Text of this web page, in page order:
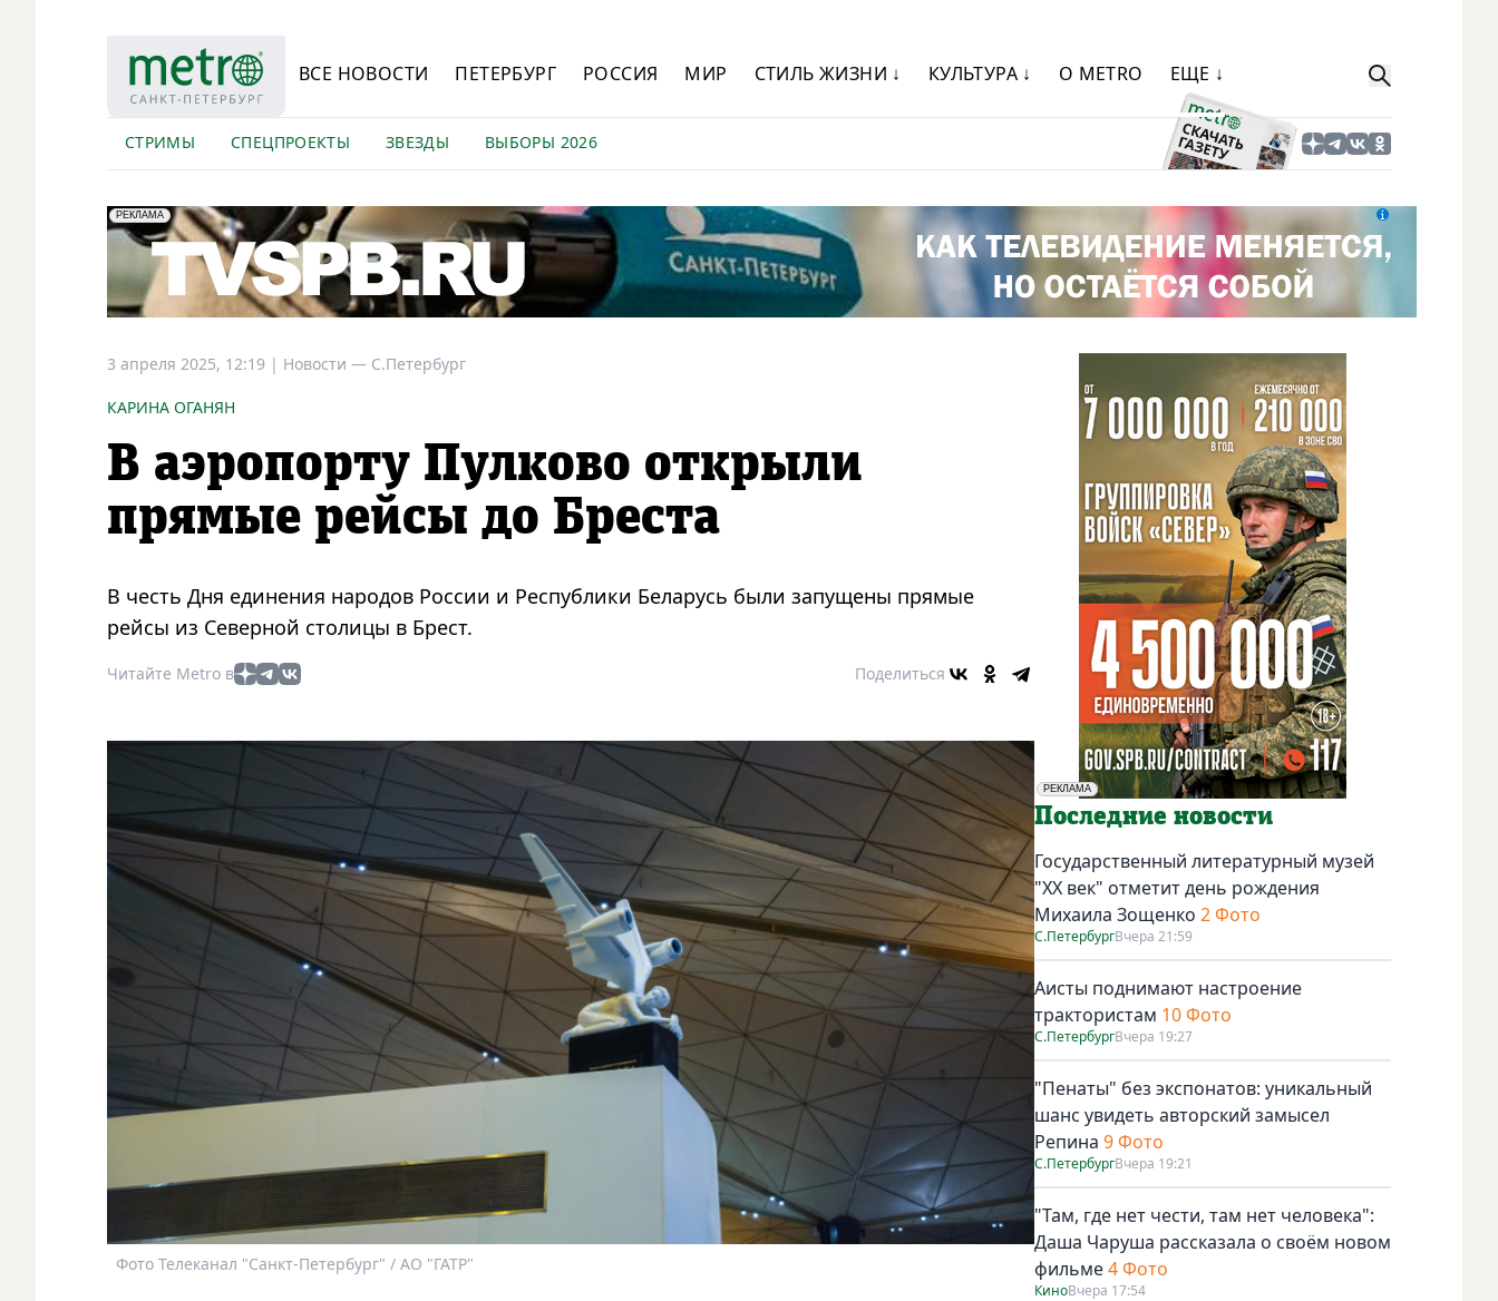
ВСЕ НОВОСТИ ПЕТЕРБУРГ РОССИЯ МИР СТИЛЬ ЖИЗНИ ↓ КУЛЬТУРА ↓ О METRO ЕЩЕ ↓
СТРИМЫ СПЕЦПРОЕКТЫ ЗВЕЗДЫ ВЫБОРЫ 2026
erid: LdtCK5Efv
РЕКЛАМА
АО "ГАТР", ИНН: 7841320717
3 апреля 2025, 12:19 | Новости — С.Петербург
КАРИНА ОГАНЯН
В аэропорту Пулково открыли
прямые рейсы до Бреста
В честь Дня единения народов России и Республики Беларусь были запущены прямые
рейсы из Северной столицы в Брест.
Читайте Metro в Поделиться
Фото Телеканал "Санкт-Петербург" / АО "ГАТР"
РЕКЛАМА
Социальная реклама
Последние новости
Государственный литературный музей
"ХХ век" отметит день рождения
Михаила Зощенко 2 Фото
С.ПетербургВчера 21:59
Аисты поднимают настроение
трактористам 10 Фото
С.ПетербургВчера 19:27
"Пенаты" без экспонатов: уникальный
шанс увидеть авторский замысел
Репина 9 Фото
С.ПетербургВчера 19:21
"Там, где нет чести, там нет человека":
Даша Чаруша рассказала о своём новом
фильме4 Фото
КиноВчера 17:54